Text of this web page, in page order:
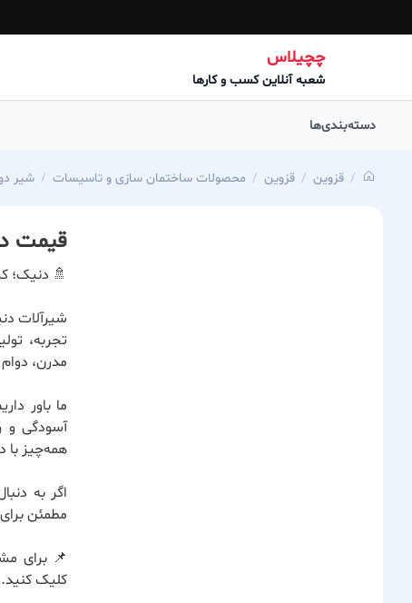
چچیلاس
شعبه آنلاین کسب و کارها
دسته‌بندی‌ها
قزوین قزوین محصولات ساختمان سازی و تاسیسات شیر
قیمت
🚿 دنیک؛
شیرآلات
تجربه،
مدرن،
ما باور
آسودگی و
همه‌چیز
اگر به
مطمئن
📌 برای
کلیک کنید.